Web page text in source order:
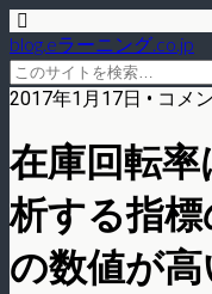
blog.eラーニング.co.jp
2017年1月17日 • コメ
在庫回転
析する指
の数値が